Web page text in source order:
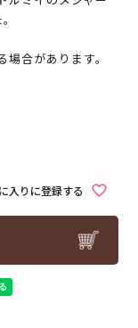
合があります。
入りに登録する